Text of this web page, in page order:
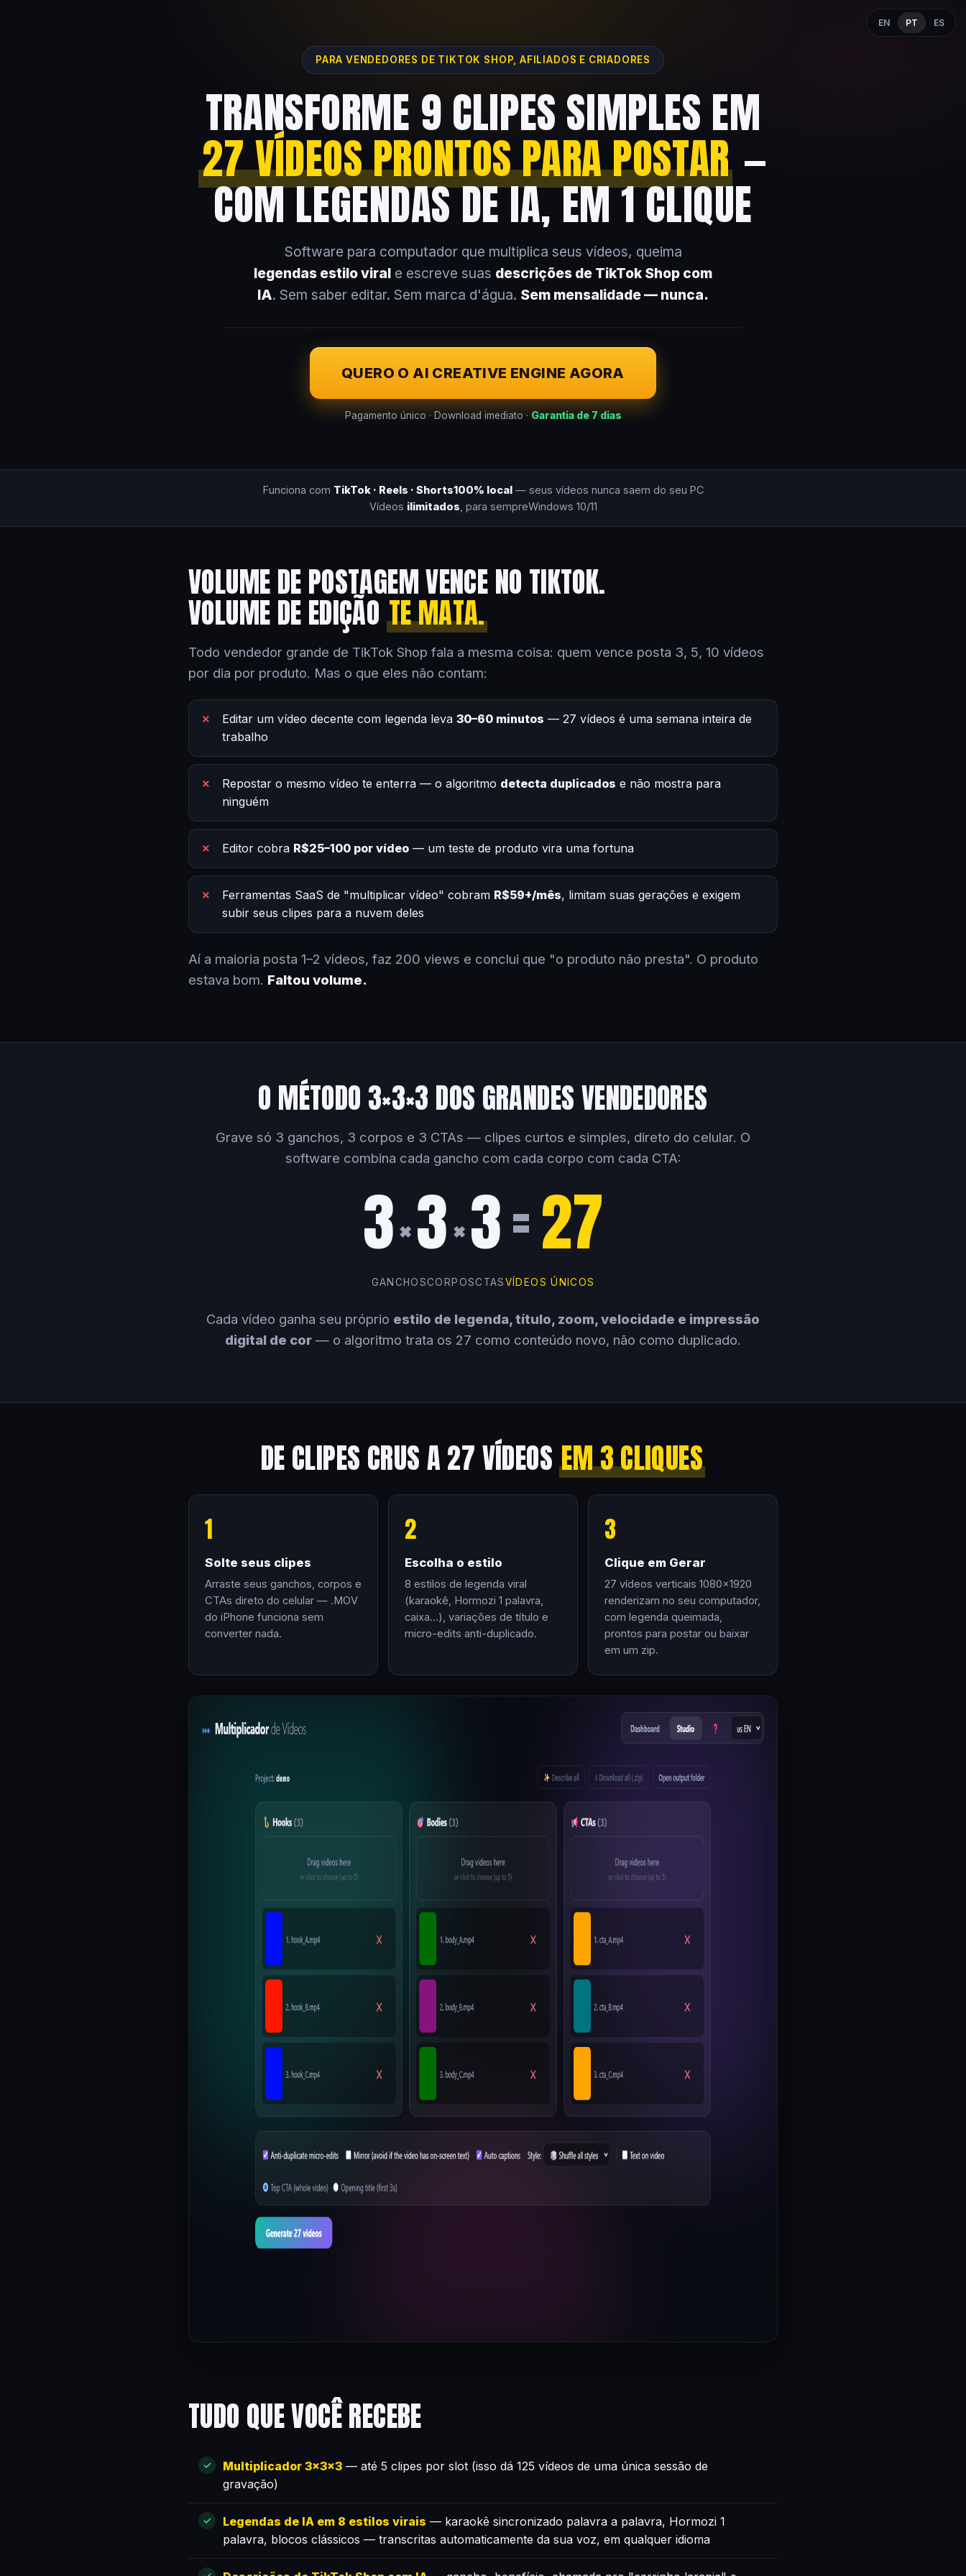
EN PT ES
PARA VENDEDORES DE TIKTOK SHOP, AFILIADOS E CRIADORES
TRANSFORME 9 CLIPES SIMPLES EM
27 VÍDEOS PRONTOS PARA POSTAR —
COM LEGENDAS DE IA, EM 1 CLIQUE
Software para computador que multiplica seus vídeos, queima
legendas estilo viral e escreve suas descrições de TikTok Shop com
IA. Sem saber editar. Sem marca d'água. Sem mensalidade — nunca.
QUERO O AI CREATIVE ENGINE AGORA
Pagamento único · Download imediato · Garantia de 7 dias
Funciona com TikTok · Reels · Shorts100% local— seus vídeos nunca saem do seu PC
Vídeos ilimitados , para sempreWindows 10/11
VOLUME DE POSTAGEM VENCE NO TIKTOK.
VOLUME DE EDIÇÃO TE MATA.
Todo vendedor grande de TikTok Shop fala a mesma coisa: quem vence posta 3, 5, 10 vídeos
por dia por produto. Mas o que eles não contam:
Editar um vídeo decente com legenda leva 30–60 minutos — 27 vídeos é uma semana inteira de
trabalho
Repostar o mesmo vídeo te enterra — o algoritmo detecta duplicados e não mostra para
ninguém
Editor cobra R$25–100 por vídeo — um teste de produto vira uma fortuna
Ferramentas SaaS de "multiplicar vídeo" cobram R$59+/mês, limitam suas gerações e exigem
subir seus clipes para a nuvem deles
Aí a maioria posta 1–2 vídeos, faz 200 views e conclui que "o produto não presta". O produto
estava bom. Faltou volume.
O MÉTODO 3×3×3 DOS GRANDES VENDEDORES
Grave só 3 ganchos, 3 corpos e 3 CTAs — clipes curtos e simples, direto do celular. O
software combina cada gancho com cada corpo com cada CTA:
3×3×3=27
GANCHOSCORPOSCTASVÍDEOS ÚNICOS
Cada vídeo ganha seu próprio estilo de legenda, título, zoom, velocidade e impressão
digital de cor — o algoritmo trata os 27 como conteúdo novo, não como duplicado.
DE CLIPES CRUS A 27 VÍDEOSEM 3 CLIQUES
1
Solte seus clipes
Arraste seus ganchos, corpos e
CTAs direto do celular — .MOV
do iPhone funciona sem
converter nada.
2
Escolha o estilo
8 estilos de legenda viral
(karaokê, Hormozi 1 palavra,
caixa…), variações de título e
micro-edits anti-duplicado.
3
Clique em Gerar
27 vídeos verticais 1080×1920
renderizam no seu computador,
com legenda queimada,
prontos para postar ou baixar
em um zip.
TUDO QUE VOCÊ RECEBE
Multiplicador 3×3×3 — até 5 clipes por slot (isso dá 125 vídeos de uma única sessão de
gravação)
Legendas de IA em 8 estilos virais — karaokê sincronizado palavra a palavra, Hormozi 1
palavra, blocos clássicos — transcritas automaticamente da sua voz, em qualquer idioma